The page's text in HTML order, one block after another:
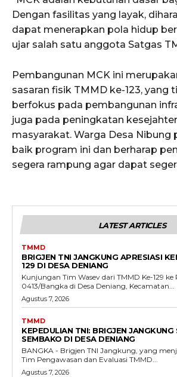
Dengan fasilitas yang layak,
dapat menerapkan pola hidup
ujar salah satu anggota Satgas
Pembangunan MCK ini
sasaran fisik TMMD ke-123, yang
berfokus pada pembangunan
juga pada peningkatan
masyarakat. Warga Desa Nibung
baik program ini dan berharap
segera rampung agar dapat
LATEST ARTICLES
TMMD
BRIGJEN TNI JANGKUNG APRESIASI
129 DI DESA DENIANG
Kunjungan Tim Wasev dari TMMD Ke-129 ke
0413/Bangka di Desa Deniang, Kecamatan...
Agustus 7, 2026
TMMD
KEPEDULIAN TNI: BRIGJEN JANGKUNG
SEMBAKO DI DESA DENIANG
BANGKA - Brigjen TNI Jangkung, yang
Tim Pengawasan dan Evaluasi TMMD...
Agustus 7, 2026